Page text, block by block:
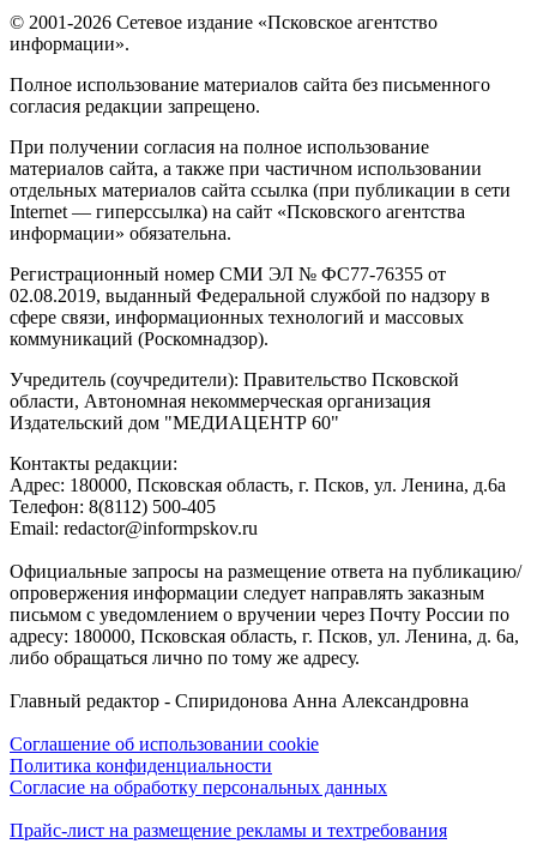
© 2001-2026 Сетевое издание «Псковское агентство
информации».
Полное использование материалов сайта без письменного
согласия редакции запрещено.
При получении согласия на полное использование
материалов сайта, а также при частичном использовании
отдельных материалов сайта ссылка (при публикации в сети
Internet — гиперссылка) на сайт «Псковского агентства
информации» обязательна.
Регистрационный номер СМИ ЭЛ № ФС77-76355 от
02.08.2019, выданный Федеральной службой по надзору в
сфере связи, информационных технологий и массовых
коммуникаций (Роскомнадзор).
Учредитель (соучредители): Правительство Псковской
области, Автономная некоммерческая организация
Издательский дом "МЕДИАЦЕНТР 60"
Контакты редакции:
Адреc: 180000, Псковская область, г. Псков, ул. Ленина, д.6а
Телефон: 8(8112) 500-405
Email: redactor@informpskov.ru
Официальные запросы на размещение ответа на публикацию/
опровержения информации следует направлять заказным
письмом с уведомлением о вручении через Почту России по
адресу: 180000, Псковская область, г. Псков, ул. Ленина, д. 6а,
либо обращаться лично по тому же адресу.
Главный редактор - Спиридонова Анна Александровна
Соглашение об использовании cookie
Политика конфиденциальности
Согласие на обработку персональных данных
Прайс-лист на размещение рекламы и техтребования